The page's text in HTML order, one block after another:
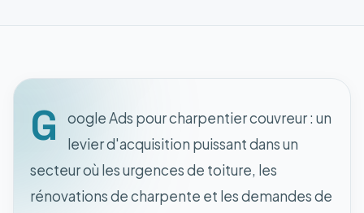
G
oogle Ads pour charpentier couvreur : un
levier d'acquisition puissant dans un
secteur où les urgences de toiture, les
rénovations de charpente et les demandes de